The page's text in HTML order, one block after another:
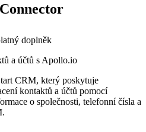
doplněk
a účtů s Apollo.io
CRM, který poskytuje
kontaktů a účtů pomocí
o společnosti, telefonní čísla a